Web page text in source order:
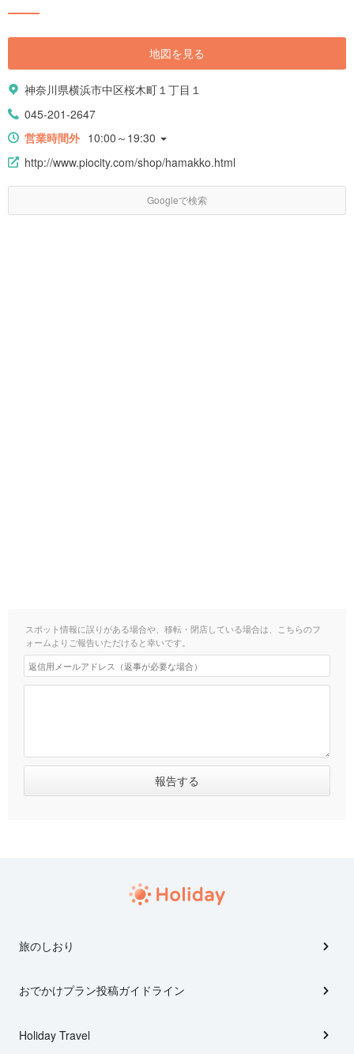
地図を見る
神奈川県横浜市中区桜木町１丁目１
045-201-2647
営業時間外 10:00～19:30
http://www.piocity.com/shop/hamakko.html
Googleで検索
スポット情報に誤りがある場合や、移転・閉店している場合は、こちらのフ
ォームよりご報告いただけると幸いです。
旅のしおり
おでかけプラン投稿ガイドライン
Holiday Travel